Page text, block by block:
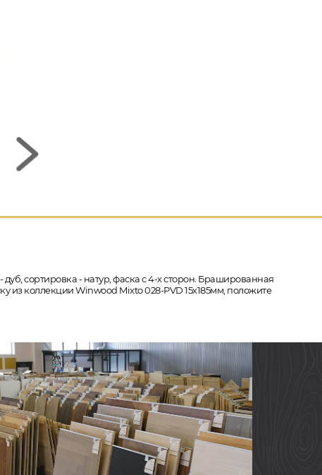
сортировка - натур, фаска с 4-х сторон. Брашированная
из коллекции Winwood Mixto 028-PVD 15х185мм, положите